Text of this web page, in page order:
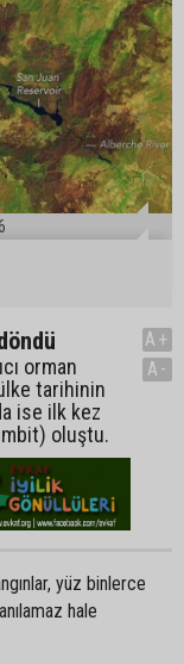
orman
tarihinin
ise ilk kez
oluştu.
A+
A-
yüz binlerce
hale